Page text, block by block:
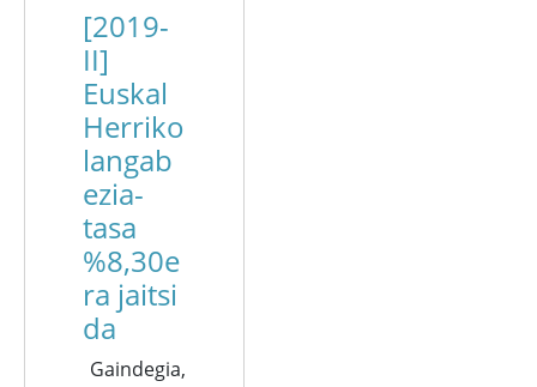
[2019-
II]
Euskal
Herriko
langab
ezia-
tasa
%8,30e
ra jaitsi
da
Gaindegia,